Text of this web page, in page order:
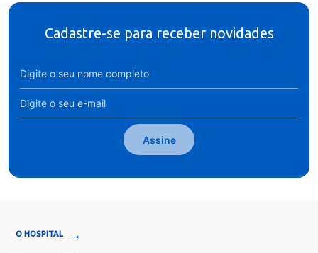
Cadastre-se para receber novidades
Assine
O HOSPITAL →